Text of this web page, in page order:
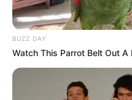
BUZZ DAY
Watch This Parrot Belt Out